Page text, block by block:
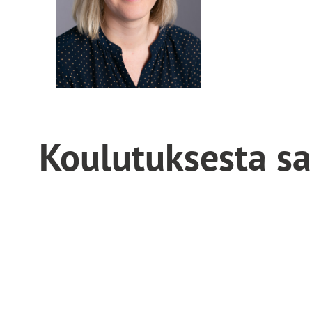
Koulutuksesta